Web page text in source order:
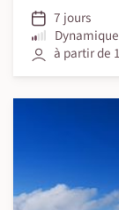
7 jours
Dynamique
à partir de